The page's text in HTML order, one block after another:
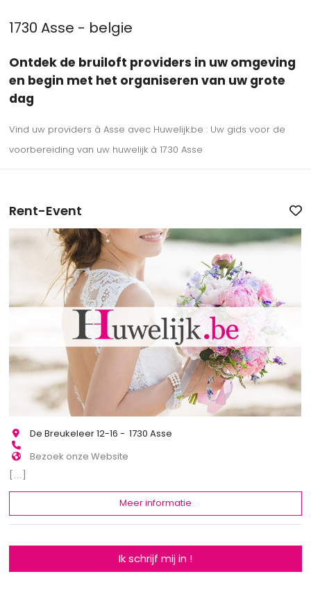
1730 Asse - belgie
Ontdek de bruiloft providers in uw omgeving
en begin met het organiseren van uw grote
dag
Vind uw providers à Asse avec Huwelijk.be : Uw gids voor de
voorbereiding van uw huwelijk à 1730 Asse
Rent-Event
De Breukeleer 12-16 - 1730 Asse
Bezoek onze Website
[...]
Meer informatie
Ik schrijf mij in !